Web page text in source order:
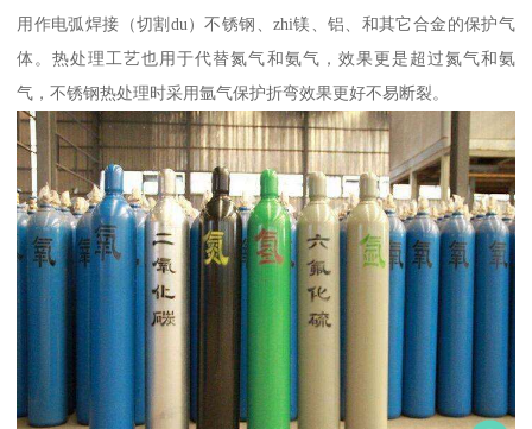
用作电弧焊接（切割du）不锈钢、zhi镁、铝、和其它合金的保护气
体。热处理工艺也用于代替氮气和氨气，效果更是超过氮气和氨
气，不锈钢热处理时采用氩气保护折弯效果更好不易断裂。